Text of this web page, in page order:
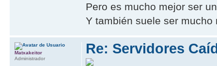
Pero es mucho mejor ser
Y también suele ser mucho
Re: Servidores
Matxakeitor
Administrador